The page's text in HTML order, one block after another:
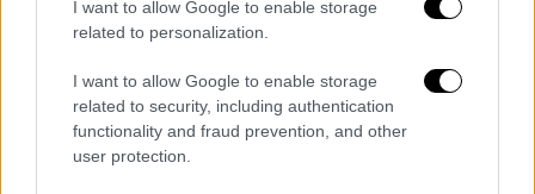
I want to allow Google to enable storage
related to personalization.
I want to allow Google to enable storage
related to security, including authentication
functionality and fraud prevention, and other
user protection.
Στη συνέχεια, επιτίθεμαι σε όλους όσους
βρίσκονται μπροστά μου».
Τα σχολιά σας δημοσιεύονται άμεσα με δική σας ευθύνη. Το
ΕΘΝΟΣ θα παρεμβαίνει και τα προσβλητικά σχόλια θα